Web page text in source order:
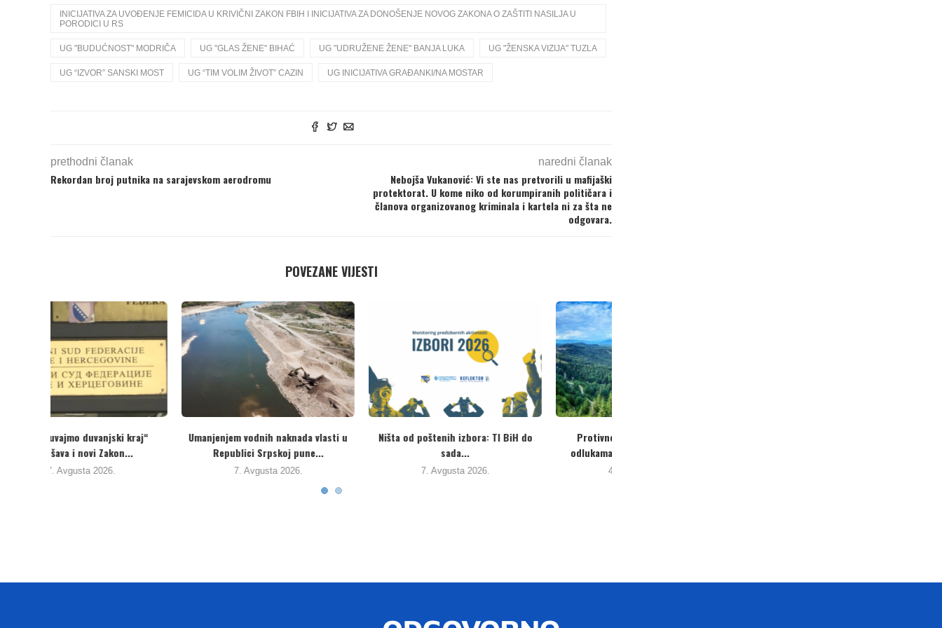
INICIJATIVA ZA UVOĐENJE FEMICIDA U KRIVIČNI ZAKON FBIH I INICIJATIVA ZA DONOŠENJE NOVOG ZAKONA O ZAŠTITI NASILJA U
PORODICI U RS
UG "BUDUĆNOST" MODRIČA UG "GLAS ŽENE" BIHAĆ UG "UDRUŽENE ŽENE" BANJA LUKA UG "ŽENSKA VIZIJA" TUZLA
UG “IZVOR” SANSKI MOST UG “TIM VOLIM ŽIVOT” CAZIN UG INICIJATIVA GRAĐANKI/NA MOSTAR
prethodni članak
Rekordan broj putnika na sarajevskom aerodromu
naredni članak
Nebojša Vukanović: Vi ste nas pretvorili u mafijaški
protektorat. U kome niko od korumpiranih političara i
članova organizovanog kriminala i kartela ni za šta ne
odgovara.
POVEZANE VIJESTI
Protivno interesima građana i
odlukama Ustavnog suda, vlast...
4. Avgusta 2026.
Potpisani Protokol o registrima
ispuštanja i prenosu zagađujućih...
3. Avgusta 2026.
Ozrenski aktivisti se “oprostili” od
3. Avgusta 2026.